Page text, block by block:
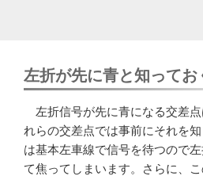
左折が先に青と知ってお
左折信号が先に青になる交差
れらの交差点では事前にそれを
は基本左車線で信号を待つので
て焦ってしまいます。さらに、